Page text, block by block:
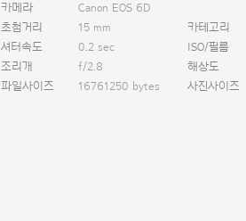
카메라
Canon EOS 6D
초첨거리
15 mm
카테고리
셔터속도
0.2 sec
ISO/필름
조리개
f/2.8
해상도
파일사이즈
16761250 bytes 사진사이즈